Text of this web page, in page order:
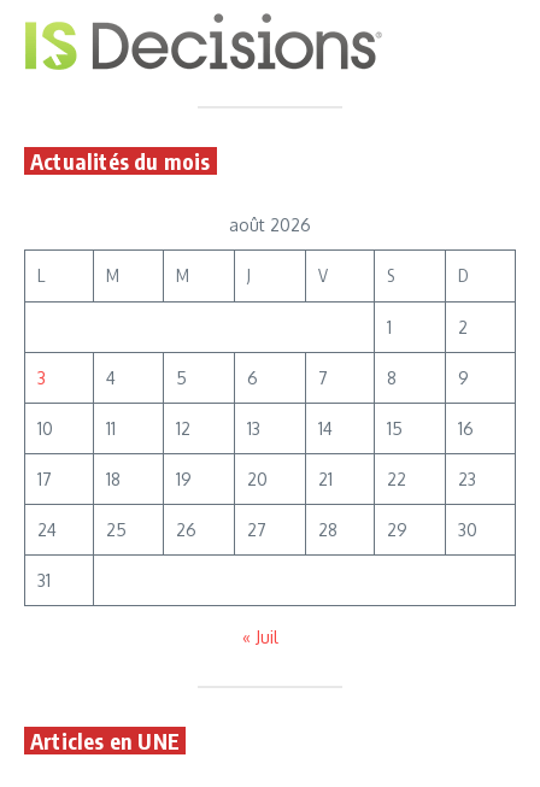
Actualités du mois
août 2026
L M M J V S D
1 2
3 4 5 6 7 8 9
10 11 12 13 14 15 16
17 18 19 20 21 22 23
24 25 26 27 28 29 30
31
« Juil
Articles en UNE